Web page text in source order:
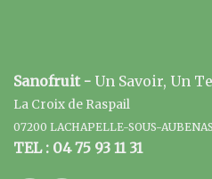
Sanofruit - Un Savoir, Un
La Croix de Raspail
07200 LACHAPELLE-SOUS-AUBENAS
TEL : 04 75 93 11 31